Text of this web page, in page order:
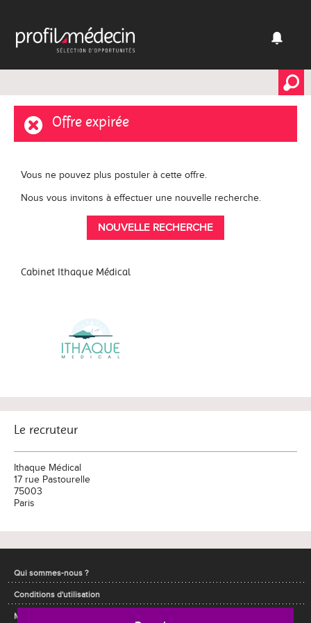
Offre expirée
Vous ne pouvez plus postuler à cette offre.
Nous vous invitons à effectuer une nouvelle recherche.
NOUVELLE RECHERCHE
Cabinet Ithaque Médical
Le recruteur
Ithaque Médical
17 rue Pastourelle
75003
Paris
Qui sommes-nous ?
Conditions d'utilisation
Mentions légales